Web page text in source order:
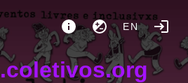
EN